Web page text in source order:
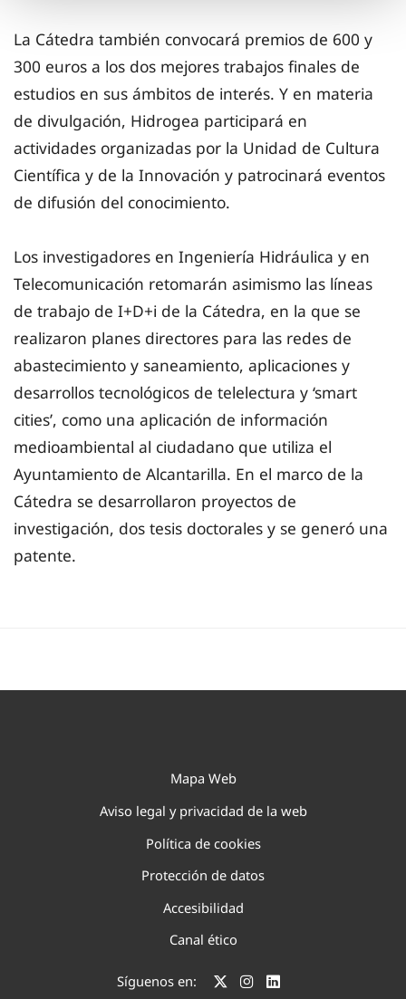
La Cátedra también convocará premios de 600 y
300 euros a los dos mejores trabajos finales de
estudios en sus ámbitos de interés. Y en materia
de divulgación, Hidrogea participará en
actividades organizadas por la Unidad de Cultura
Científica y de la Innovación y patrocinará eventos
de difusión del conocimiento.
Los investigadores en Ingeniería Hidráulica y en
Telecomunicación retomarán asimismo las líneas
de trabajo de I+D+i de la Cátedra, en la que se
realizaron planes directores para las redes de
abastecimiento y saneamiento, aplicaciones y
desarrollos tecnológicos de telelectura y ‘smart
cities’, como una aplicación de información
medioambiental al ciudadano que utiliza el
Ayuntamiento de Alcantarilla. En el marco de la
Cátedra se desarrollaron proyectos de
investigación, dos tesis doctorales y se generó una
patente.
Mapa Web
Aviso legal y privacidad de la web
Política de cookies
Protección de datos
Accesibilidad
Canal ético
Síguenos en: